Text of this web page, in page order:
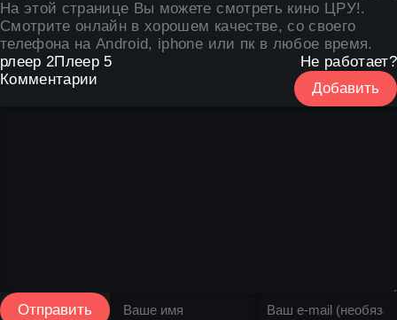
На этой странице Вы можетесмотреть кино ЦРУ!.
Смотрите онлайн в хорошем качестве, со своего
телефона на Android, iphone или пк в любое время.
рлеер 2Плеер 5
Не работает?
Комментарии
Добавить
Отправить